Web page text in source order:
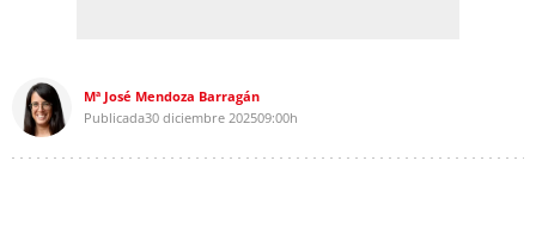
Mª José Mendoza Barragán
Publicada30 diciembre 202509:00h